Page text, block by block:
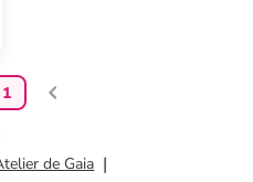
1
de Gaia